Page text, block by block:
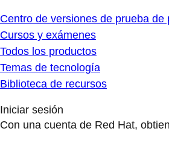
Centro de versiones de prueba de
Cursos y exámenes
Todos los productos
Temas de tecnología
Biblioteca de recursos
Iniciar sesión
Con una cuenta de Red Hat,